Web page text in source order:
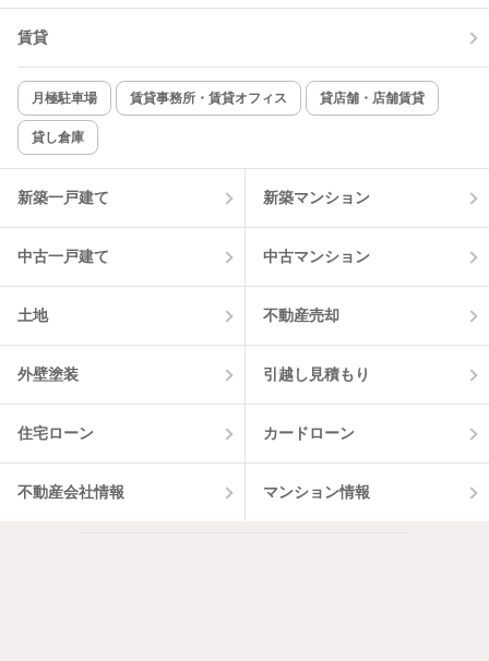
賃貸
月極駐車場 賃貸事務所・賃貸オフィス 貸店舗・店舗賃貸
貸し倉庫
新築一戸建て 新築マンション
中古一戸建て 中古マンション
土地 不動産売却
外壁塗装 引越し見積もり
住宅ローン カードローン
不動産会社情報 マンション情報